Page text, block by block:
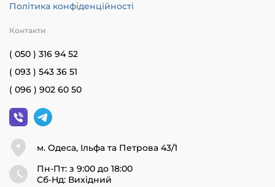
Політика конфіденційності
Контакти
( 050 ) 316 94 52
( 093 ) 543 36 51
( 096 ) 902 60 50
м. Одеса, Ільфа та Петрова 43/1
Пн-Пт: з 9:00 до 18:00
Cб-Нд: Вихідний